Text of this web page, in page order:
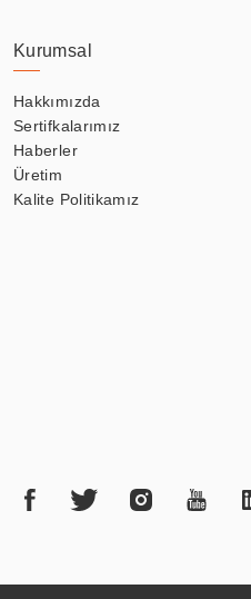
Kurumsal
Hakkımızda
Sertifkalarımız
Haberler
Üretim
Kalite Politikamız